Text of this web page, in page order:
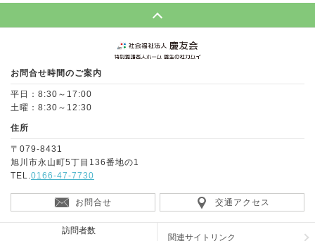
お問合せ時間のご案内
平日：8:30～17:00
土曜：8:30～12:30
住所
〒079-8431
旭川市永山町5丁目136番地の1
TEL.0166-47-7730
お問合せ 交通アクセス
訪問者数
関連サイトリンク